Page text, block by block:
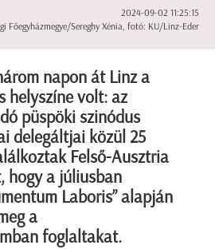
2024-09-02 11:25:15
Főegyházmegye/Sereghy Xénia, fotó: KU/Linz-Eder
napon át Linz a
helyszíne volt: az
püspöki szinódus
delegáltjai közül 25
Felső-Ausztria
hogy a júliusban
Laboris” alapján
a
foglaltakat.